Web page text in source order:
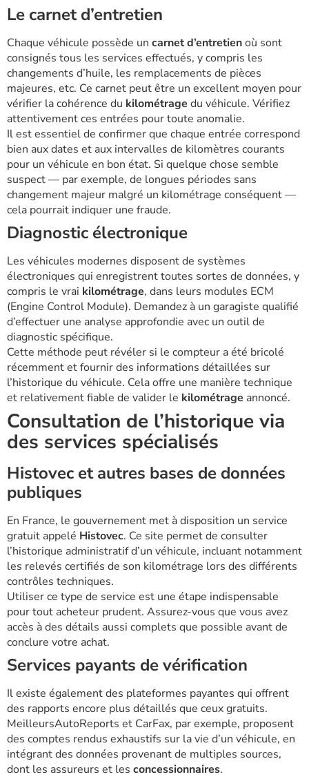
Le carnet d’entretien
Chaque véhicule possède un carnet d’entretienoù sont
consignés tous les services effectués, y compris les
changements d’huile, les remplacements de pièces
majeures, etc. Ce carnet peut être un excellent moyen pour
vérifier la cohérence du kilométrage du véhicule. Vérifiez
attentivement ces entrées pour toute anomalie.
Il est essentiel de confirmer que chaque entrée correspond
bien aux dates et aux intervalles de kilomètres courants
pour un véhicule en bon état. Si quelque chose semble
suspect — par exemple, de longues périodes sans
changement majeur malgré un kilométrage conséquent —
cela pourrait indiquer une fraude.
Diagnostic électronique
Les véhicules modernes disposent de systèmes
électroniques qui enregistrent toutes sortes de données, y
compris le vrai kilométrage, dans leurs modules ECM
(Engine Control Module). Demandez à un garagiste qualifié
d’effectuer une analyse approfondie avec un outil de
diagnostic spécifique.
Cette méthode peut révéler si le compteur a été bricolé
récemment et fournir des informations détaillées sur
l’historique du véhicule. Cela offre une manière technique
et relativement fiable de valider le kilométrage annoncé.
Consultation de l’historique via
des services spécialisés
Histovec et autres bases de données
publiques
En France, le gouvernement met à disposition un service
gratuit appelé Histovec. Ce site permet de consulter
l’historique administratif d’un véhicule, incluant notamment
les relevés certifiés de son kilométrage lors des différents
contrôles techniques.
Utiliser ce type de service est une étape indispensable
pour tout acheteur prudent. Assurez-vous que vous avez
accès à des détails aussi complets que possible avant de
conclure votre achat.
Services payants de vérification
Il existe également des plateformes payantes qui offrent
des rapports encore plus détaillés que ceux gratuits.
MeilleursAutoReports et CarFax, par exemple, proposent
des comptes rendus exhaustifs sur la vie d’un véhicule, en
intégrant des données provenant de multiples sources,
dont les assureurs et les concessionnaires.